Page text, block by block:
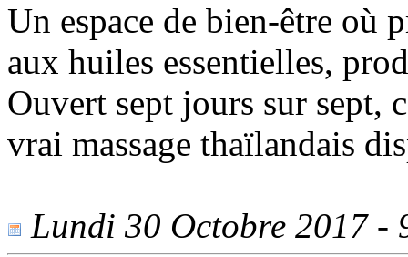
Un espace de bien-être où
aux huiles essentielles,
Ouvert sept jours sur sept,
vrai massage thaïlandais
Lundi 30 Octobre 2017 -